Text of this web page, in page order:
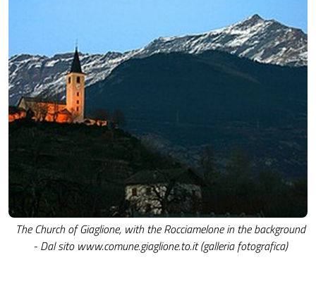
The Church of Giaglione, with the Rocciamelone in the background
- Dal sito www.comune.giaglione.to.it (galleria fotografica)